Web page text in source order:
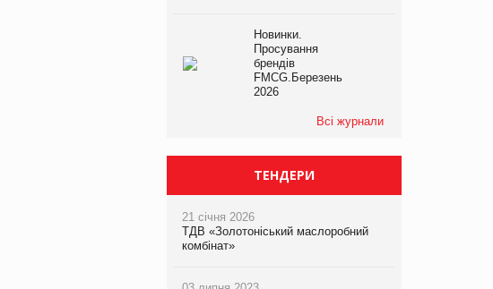
Новинки.
Просування
брендів
FMCG.Березень
2026
Всі журнали
ТЕНДЕРИ
21 січня 2026
ТДВ «Золотоніський маслоробний
комбінат»